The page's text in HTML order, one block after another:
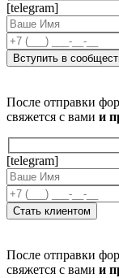
[telegram]
После отправки
свяжется с вами и
[telegram]
После отправки
свяжется с вами и